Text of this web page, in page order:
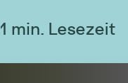
1 min. Lesezeit